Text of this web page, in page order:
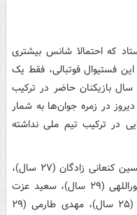
که احتمالا شانس بیشتری
فستیوال فوتبالی، فقط یک
به سن و سال بازیکنان حاضر در ترکیب
در زمره جوان‌ها به شمار
حالا باتجربه هستند و شاید در جام جهانی ۲۰۲۶ جایی در ترکیب تیم ملی نداشته
علیرضا بیرانوند (۲۹ سال)، شجاع خلیل زاده (۳۳ سال)، محمدحسین کنعانی زادگان (۲۷ سال)،
صادق محرمی (۲۵ سال)، احسان حاج صفی (۳۱ سال)، احمد نوراللهی (۲۹ سال)، سعید عزت
اللهی (۲۵ سال)، علیرضا جهانبخش (۲۸ سال)، علی قلی زاده (۲۵ سال)، مهدی طارمی (۲۹